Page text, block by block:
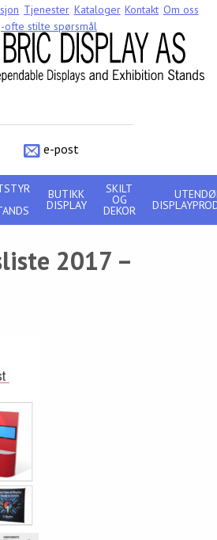
e-post
Tjenester Kataloger Kontakt Om oss
ofte stilte spørsmål
BUTIKK
DISPLAY
SKILT
OG
DEKOR
2017 –